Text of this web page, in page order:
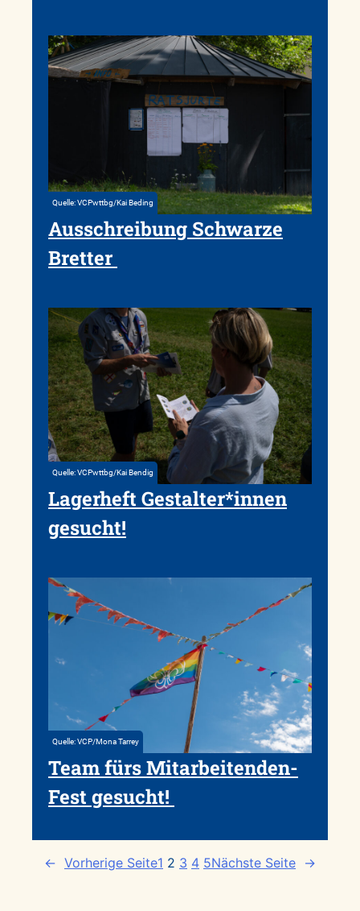
Quelle: VCPwttbg/Kai Beding
Ausschreibung Schwarze
Bretter
Quelle: VCPwttbg/Kai Bendig
Lagerheft Gestalter*innen
gesucht!
Quelle: VCP/Mona Tarrey
Team fürs Mitarbeitenden-
Fest gesucht!
← Vorherige Seite1 2 3 4 5Nächste Seite →